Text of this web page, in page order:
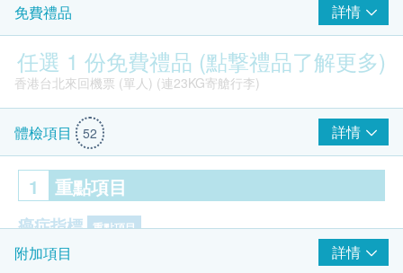
免費禮品 詳情
任選 1 份免費禮品 (點撃禮品了解更多)
香港台北來回機票 (單人) (連23KG寄艙行李)
體檢項目 52 詳情
1 重點項目
癌症指標 重點項目
癌胚抗原 (腸癌)
附加項目 詳情